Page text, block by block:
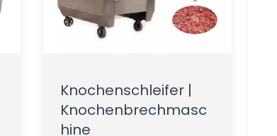
Knochenschleifer |
Knochenbrechmasc
hine